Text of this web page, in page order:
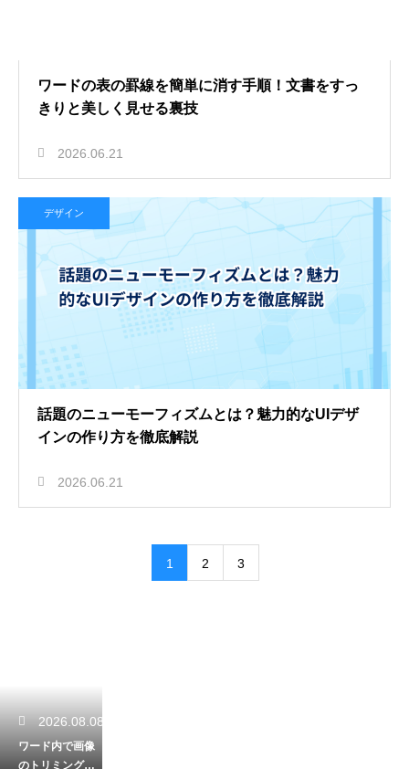
ワードの表の罫線を簡単に消す手順！文書をすっ
きりと美しく見せる裏技
2026.06.21
デザイン
話題のニューモーフィズムとは？魅力的なUIデザ
インの作り方を徹底解説
2026.06.21
1 2 3
2026.08.08
ワード内で画像
のトリミングを